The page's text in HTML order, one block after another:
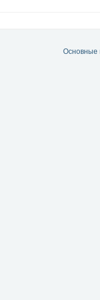
Основные